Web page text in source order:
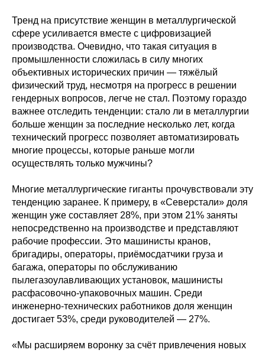
Тренд на присутствие женщин в металлургической
сфере усиливается вместе с цифровизацией
производства. Очевидно, что такая ситуация в
промышленности сложилась в силу многих
объективных исторических причин — тяжёлый
физический труд, несмотря на прогресс в решении
гендерных вопросов, легче не стал. Поэтому гораздо
важнее отследить тенденции: стало ли в металлургии
больше женщин за последние несколько лет, когда
технический прогресс позволяет автоматизировать
многие процессы, которые раньше могли
осуществлять только мужчины?
Многие металлургические гиганты прочувствовали эту
тенденцию заранее. К примеру, в «Северстали» доля
женщин уже составляет 28%, при этом 21% заняты
непосредственно на производстве и представляют
рабочие профессии. Это машинисты кранов,
бригадиры, операторы, приёмосдатчики груза и
багажа, операторы по обслуживанию
пылегазоулавливающих установок, машинисты
расфасовочно-упаковочных машин. Среди
инженерно-технических работников доля женщин
достигает 53%, среди руководителей — 27%.
«Мы расширяем воронку за счёт привлечения новых